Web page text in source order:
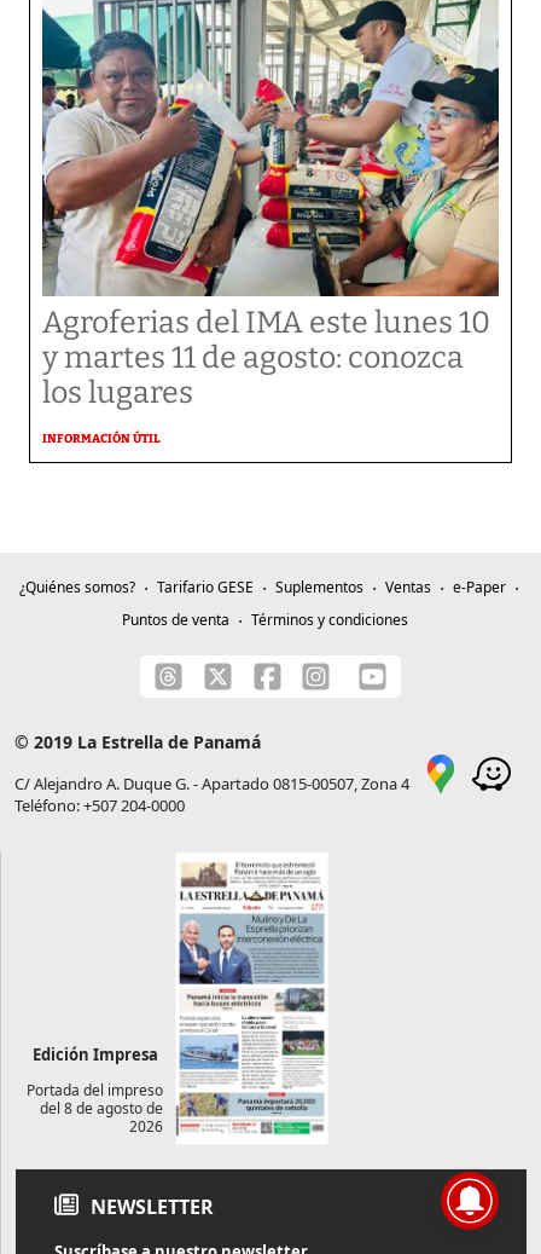
Agroferias del IMA este lunes 10
y martes 11 de agosto: conozca
los lugares
INFORMACIÓN ÚTIL
¿Quiénes somos? Tarifario GESE Suplementos Ventas
e-Paper
Puntos de venta
Términos y condiciones
© 2019 La Estrella de Panamá
C/ Alejandro A. Duque G. - Apartado 0815-00507, Zona 4
Teléfono: +507 204-0000
Edición Impresa
Portada del impreso
del 8 de agosto de
2026
NEWSLETTER